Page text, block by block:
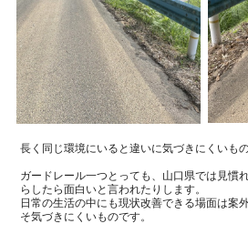
長く同じ環境にいると違いに気づきにくいもの
ガードレール一つとっても、 山口県では見慣
らしたら面白いと言われたりします。
日常の生活の中にも現状改善できる場面は案
そ気づきにくいものです。